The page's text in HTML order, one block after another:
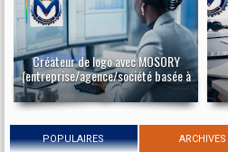
Créateur de logo avec MOSORY
(entreprise/agence/société basée à
Dakar-Sénégal), expert à la création
de logo au Sénégal
POPULAIRES ARCHIVES